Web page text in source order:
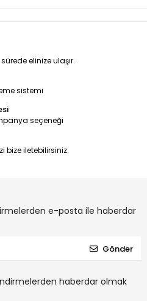
elinize ulaşır.
sistemi
seçeneği
bize iletebilirsiniz.
e-posta ile haberdar
Gönder
haberdar olmak